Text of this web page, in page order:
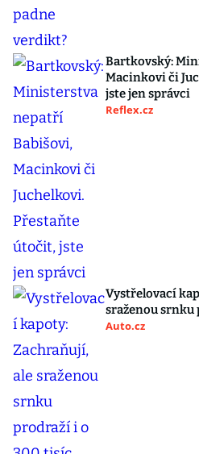
Bartkovský:
Macinkovi či
jste jen správci
Reflex.cz
Vystřelovací
sraženou
Auto.cz